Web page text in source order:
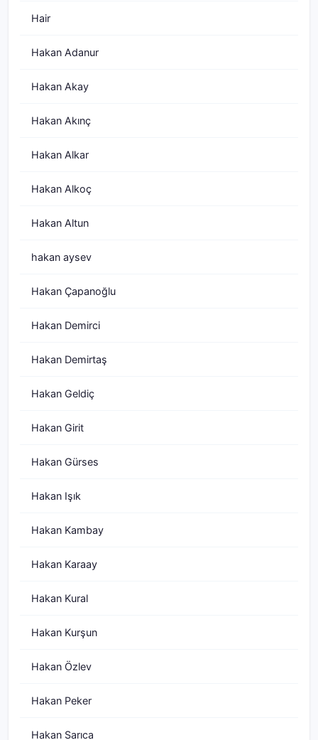
Hair
Hakan Adanur
Hakan Akay
Hakan Akınç
Hakan Alkar
Hakan Alkoç
Hakan Altun
hakan aysev
Hakan Çapanoğlu
Hakan Demirci
Hakan Demirtaş
Hakan Geldiç
Hakan Girit
Hakan Gürses
Hakan Işık
Hakan Kambay
Hakan Karaay
Hakan Kural
Hakan Kurşun
Hakan Özlev
Hakan Peker
Hakan Sarıca